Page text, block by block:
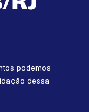
podemos
dessa